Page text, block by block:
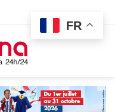
FR